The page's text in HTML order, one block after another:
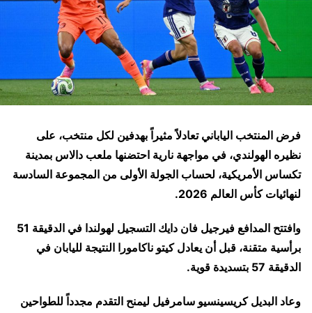
فرض المنتخب الياباني تعادلاً مثيراً بهدفين لكل منتخب، على
نظيره الهولندي، في مواجهة نارية احتضنها ملعب دالاس بمدينة
تكساس الأمريكية، لحساب الجولة الأولى من المجموعة السادسة
لنهائيات كأس العالم 2026.
وافتتح المدافع فيرجيل فان دايك التسجيل لهولندا في الدقيقة 51
برأسية متقنة، قبل أن يعادل كيتو ناكامورا النتيجة لليابان في
الدقيقة 57 بتسديدة قوية.
وعاد البديل كريسينسيو سامرفيل ليمنح التقدم مجدداً للطواحين